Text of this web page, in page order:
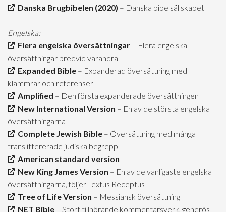
Danska Brugbibelen (2020) – Danska bibelsällskapet
Engelska:
Flera engelska översättningar – Flera engelska
översättningar bredvid varandra
Expanded Bible – Expanderad översättning med
klammrar och referenser
Amplified – Den första expanderade översättningen
New International Version – En av de största engelska
översättningarna
Complete Jewish Bible – Översättning med många
translittererade judiska begrepp
American standard version
New King James Version – En av de vanligaste engelska
översättningarna, följer Textus Receptus
Tree of Life Version – Messiansk översättning
NET Bible – Stort tillhörande kommentarsverk, generös